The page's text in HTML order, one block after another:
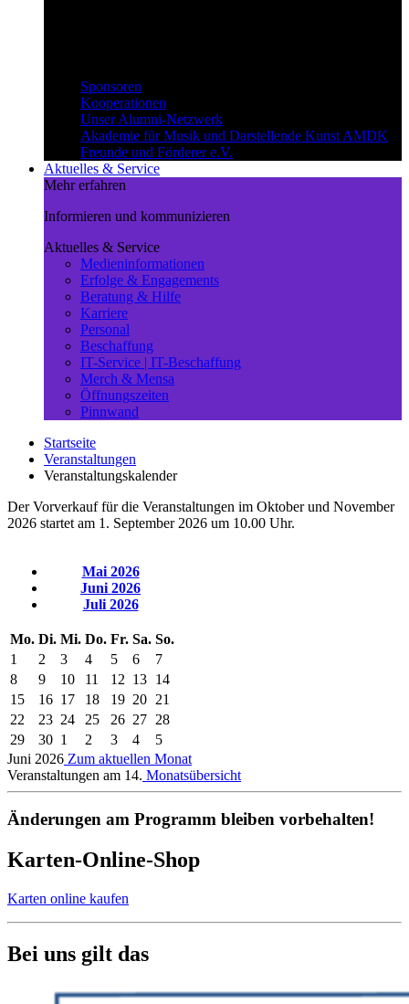
Sponsoren
Kooperationen
Unser Alumni-Netzwerk
Akademie für Musik und Darstellende Kunst AMDK
Freunde und Förderer e.V.
Aktuelles & Service
Mehr erfahren
Informieren und kommunizieren
Aktuelles & Service
Medieninformationen
Erfolge & Engagements
Beratung & Hilfe
Karriere
Personal
Beschaffung
IT-Service | IT-Beschaffung
Merch & Mensa
Öffnungszeiten
Pinnwand
Startseite
Veranstaltungen
Veranstaltungskalender
Der Vorverkauf für die Veranstaltungen im Oktober und November
2026 startet am 1. September 2026 um 10.00 Uhr.
Mai 2026
Juni 2026
Juli 2026
Mo. Di. Mi. Do. Fr. Sa. So.
1
2 3 4 5 6
7
8
9 10 11 12 13 14
15
16 17 18 19 20 21
22
23 24 25 26 27 28
29
30 1 2 3 4
5
Juni 2026 Zum aktuellen Monat
Veranstaltungen am 14. Monatsübersicht
Änderungen am Programm bleiben vorbehalten!
Karten-Online-Shop
Karten online kaufen
Bei uns gilt das